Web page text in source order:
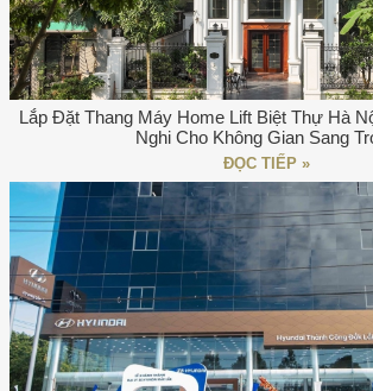
Lắp Đặt Thang Máy Home Lift Biệt Thự Hà
Nghi Cho Không Gian Sang
ĐỌC TIẾP »